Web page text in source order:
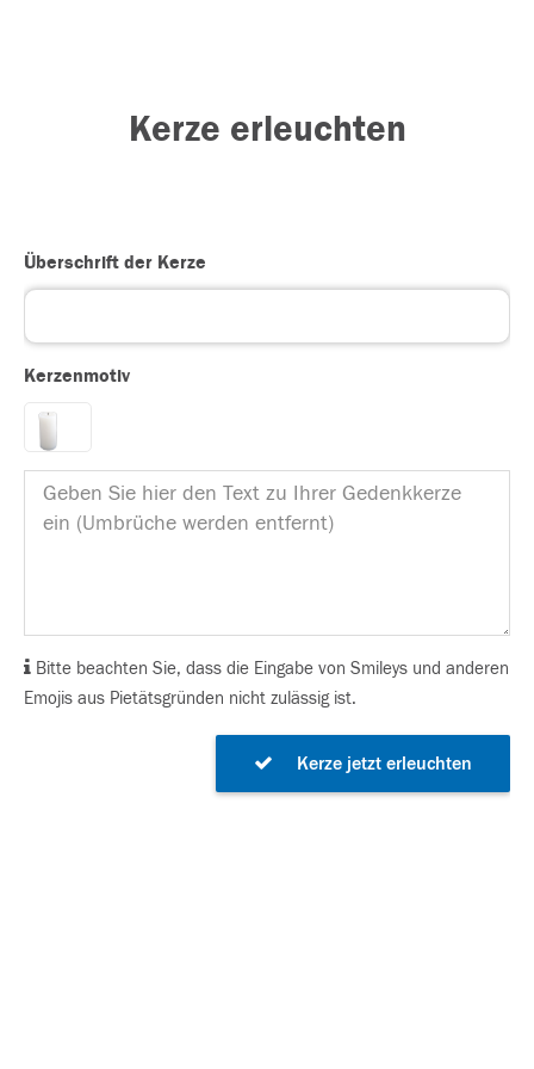
Kerze erleuchten
Überschrift der Kerze
Kerzenmotiv
Bitte beachten Sie, dass die Eingabe von Smileys und anderen
Emojis aus Pietätsgründen nicht zulässig ist.
Kerze jetzt erleuchten